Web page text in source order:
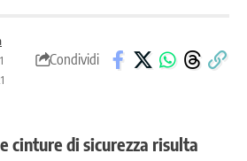
Condividi
cinture di sicurezza risulta